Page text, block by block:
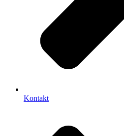
Kontakt